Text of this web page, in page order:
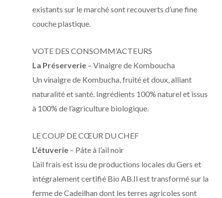
existants sur le marché sont recouverts d’une fine
couche plastique.
VOTE DES CONSOMM’ACTEURS
La Préserverie – Vinaigre de Komboucha
Un vinaigre de Kombucha, fruité et doux, alliant
naturalité et santé. Ingrédients 100% naturel et issus
à 100% de l’agriculture biologique.
LE COUP DE CŒUR DU CHEF
L’étuverie – Pâte à l’ail noir
L’ail frais est issu de productions locales du Gers et
intégralement certifié Bio AB.Il est transformé sur la
ferme de Cadeilhan dont les terres agricoles sont